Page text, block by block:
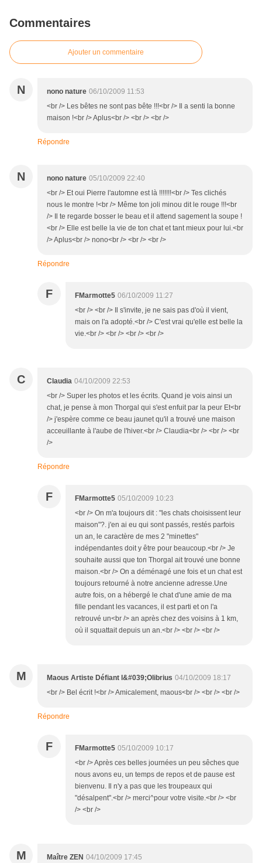
Commentaires
Ajouter un commentaire
N nono nature 06/10/2009 11:53
<br /> Les bêtes ne sont pas bête !!!<br /> Il a senti la bonne
maison !<br /> Aplus<br /> <br /> <br />
Répondre
N nono nature 05/10/2009 22:40
<br /> Et oui Pierre l'automne est là !!!!!!!<br /> Tes clichés
nous le montre !<br /> Même ton joli minou dit le rouge !!!<br
/> Il te regarde bosser le beau et il attend sagement la soupe !
<br /> Elle est belle la vie de ton chat et tant mieux pour lui.<br
/> Aplus<br /> nono<br /> <br /> <br />
Répondre
F FMarmotte5 06/10/2009 11:27
<br /> <br /> Il s'invite, je ne sais pas d'où il vient,
mais on l'a adopté.<br /> C'est vrai qu'elle est belle la
vie.<br /> <br /> <br /> <br />
C Claudia 04/10/2009 22:53
<br /> Super les photos et les écrits. Quand je vois ainsi un
chat, je pense à mon Thorgal qui s'est enfuit par la peur Et<br
/> j'espère comme ce beau jaunet qu'il a trouvé une maison
acceuillante à l'aube de l'hiver.<br /> Claudia<br /> <br /> <br
/>
Répondre
F FMarmotte5 05/10/2009 10:23
<br /> On m'a toujours dit : "les chats choisissent leur
maison"?. j'en ai eu qui sont passés, restés parfois
un an, le caractère de mes 2 "minettes"
indépendantes doit y être pour beaucoup.<br /> Je
souhaite aussi que ton Thorgal ait trouvé une bonne
maison.<br /> On a déménagé une fois et un chat est
toujours retourné à notre ancienne adresse.Une
autre fois, on a hébergé le chat d'une amie de ma
fille pendant les vacances, il est parti et on l'a
retrouvé un<br /> an après chez des voisins à 1 km,
où il squattait depuis un an.<br /> <br /> <br />
M Maous Artiste Défiant l&#039;Olibrius 04/10/2009 18:17
<br /> Bel écrit !<br /> Amicalement, maous<br /> <br /> <br />
Répondre
F FMarmotte5 05/10/2009 10:17
<br /> Après ces belles journées un peu sêches que
nous avons eu, un temps de repos et de pause est
bienvenu. Il n'y a pas que les troupeaux qui
"désalpent".<br /> merci^pour votre visite.<br /> <br
/> <br />
M Maître ZEN 04/10/2009 17:45